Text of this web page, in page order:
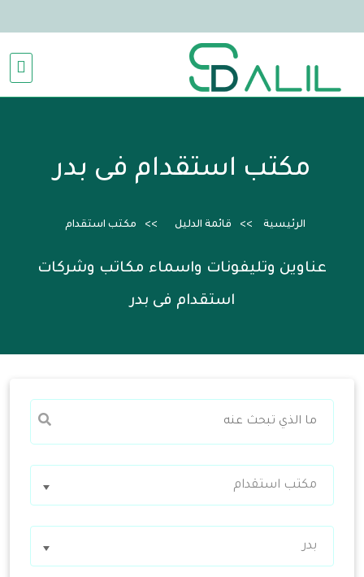
مكتب استقدام فى بدر
الرئيسية قائمة الدليل مكتب استقدام
عناوين وتليفونات واسماء مكاتب وشركات
استقدام فى بدر
مكتب استقدام
بدر